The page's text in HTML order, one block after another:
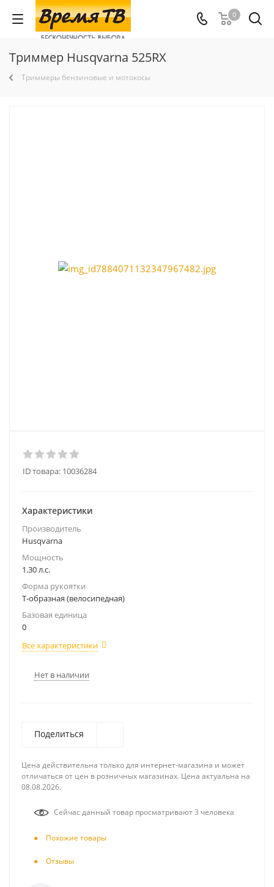
0
Триммер Husqvarna 525RX
Триммеры бензиновые и мотокосы
ID товара: 10036284
Характеристики
Производитель
Husqvarna
Мощность
1.30 л.с.
Форма рукоятки
Т-образная (велосипедная)
Базовая единица
0
Все характеристики
Нет в наличии
Поделиться
Цена действительна только для интернет-магазина и может
отличаться от цен в розничных магазинах. Цена актуальна на
08.08.2026.
Сейчас данный товар просматривают 3 человека
Похожие товары
Отзывы